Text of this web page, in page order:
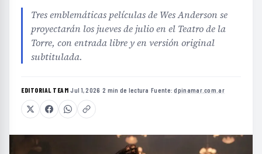
Tres emblemáticas películas de Wes Anderson se
proyectarán los jueves de julio en el Teatro de la
Torre, con entrada libre y en versión original
subtitulada.
EDITORIAL TEAM·Jul 1, 2026 ·2 min de lectura ·Fuente:dpinamar.com.ar